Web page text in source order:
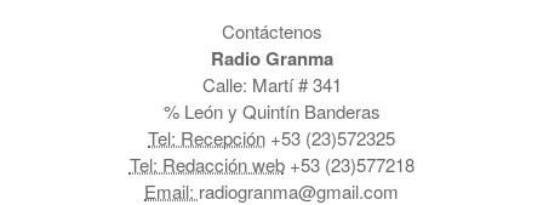
Contáctenos
Radio Granma
Calle: Martí # 341
% León y Quintín Banderas
Tel: Recepción +53 (23)572325
Tel: Redacción web+53 (23)577218
Email: radiogranma@gmail.com